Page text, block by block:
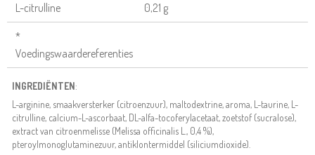
L-citrulline 0,21 g
*
Voedingswaardereferenties
INGREDIËNTEN:
L-arginine, smaakversterker (citroenzuur), maltodextrine, aroma, L-taurine, L-
citrulline, calcium-L-ascorbaat, DL-alfa-tocoferylacetaat, zoetstof (sucralose),
extract van citroenmelisse (Melissa officinalis L., 0,4 %),
pteroylmonoglutaminezuur, antiklontermiddel (siliciumdioxide).